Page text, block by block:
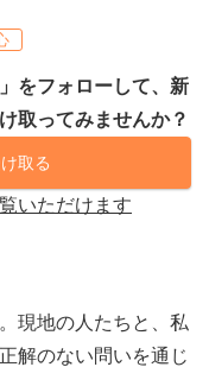
をフォローして、新
取ってみませんか？
取る
いただけます
現地の人たちと、私
解のない問いを通じ